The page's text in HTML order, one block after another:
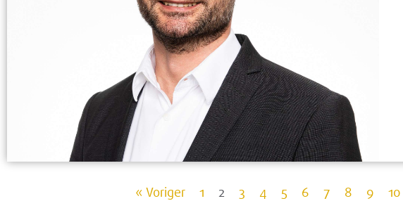
« Voriger 1 2 3 4 5 6 7 8 9 10